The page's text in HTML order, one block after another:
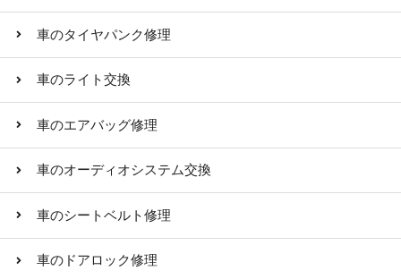
車のタイヤパンク修理
車のライト交換
車のエアバッグ修理
車のオーディオシステム交換
車のシートベルト修理
車のドアロック修理